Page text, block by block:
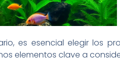
es esencial elegir los
elementos clave a